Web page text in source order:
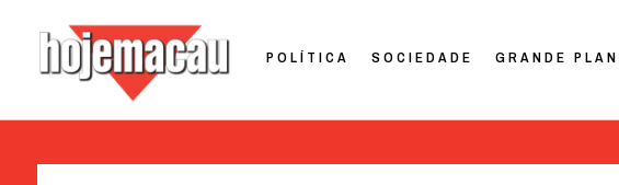
POLÍTICA SOCIEDADE GRANDE